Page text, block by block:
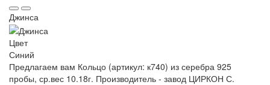
Джинса
Цвет
Синий
Предлагаем вам Кольцо (артикул: к740) из серебра 925
пробы, ср.вес 10.18г. Производитель - завод ЦИРКОН С.